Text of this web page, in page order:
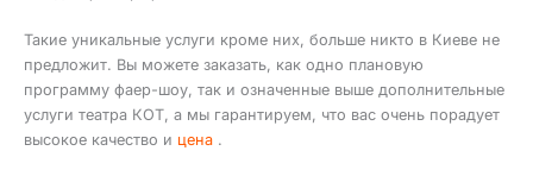
Такие уникальные услуги кроме них, больше никто в Киеве не
предложит. Вы можете заказать, как одно плановую
программу фаер-шоу, так и означенные выше дополнительные
услуги театра КОТ, а мы гарантируем, что вас очень порадует
высокое качество и цена .